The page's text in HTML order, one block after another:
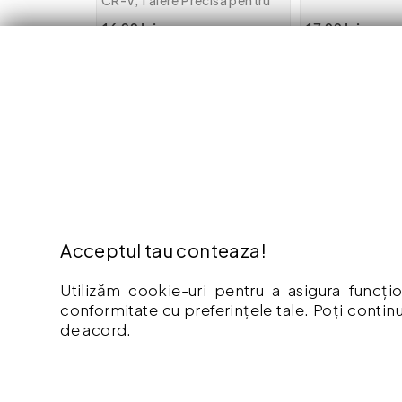
Cabluri din Cupru și Aluminiu
16.00 lei
17.00 lei
Acceptul tau conteaza!
Utilizăm cookie-uri pentru a asigura
conformitate cu preferințele tale. Poți
de acord.
Afiliere
Producători
Istoric comenzi
Hartă site
Livrare